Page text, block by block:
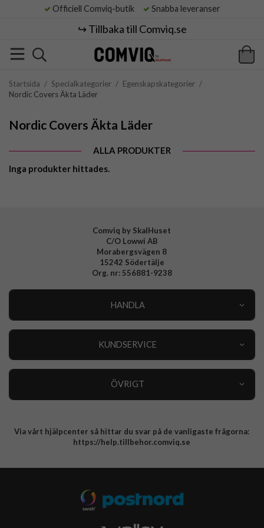
Officiell Comviq-butik Snabba leveranser
↪️ Tillbaka till Comviq.se
Startsida / Specialkategorier / Egenskapskategorier /
Nordic Covers Äkta Läder
Nordic Covers Äkta Läder
ALLA PRODUKTER
Inga produkter hittades.
Comviq by SkalHuset
C/O Lowwi AB
Morabergsvägen 8
15242 Södertälje
Org. nr: 556881-9238
HANDLA
KUNDSERVICE
ÖVRIGT
Integritetspolicy
Via vårt hjälpcenter så hittar du svar på de vanligaste frågorna:
https://help.tillbehor.comviq.se